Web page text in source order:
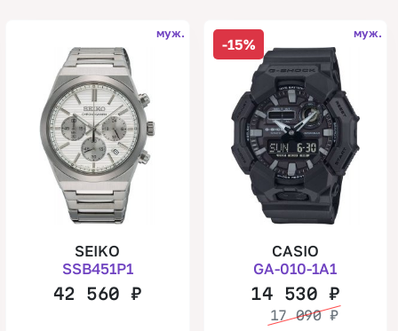
муж.
SEIKO
SSB451P1
42 560₽
-15%
муж.
CASIO
GA-010-1A1
14 530 ₽
17 090₽